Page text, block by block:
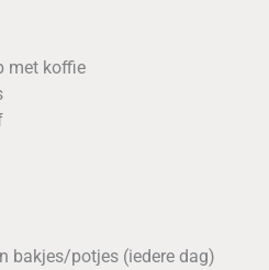
met koffie
bakjes/potjes (iedere dag)